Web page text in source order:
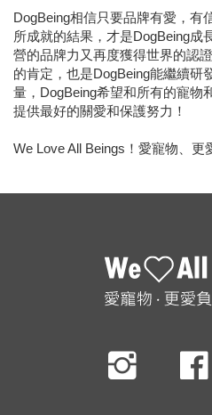
DogBeing相信只要品牌有愛，有
所成就的結果，才是DogBeing成
營的品牌力又再度獲得世界的認
的肯定，也是DogBeing能繼續研
量，DogBeing希望和所有的寵物
提供最好的關愛和保護努力！
We Love All Beings！愛寵物、更